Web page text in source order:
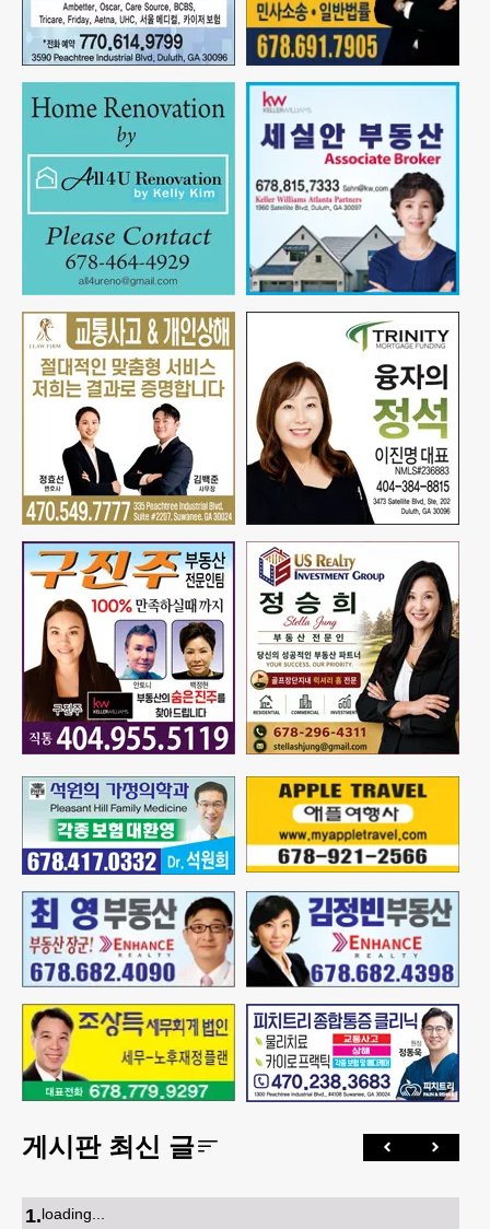
게시판 최신 글
1.loading...